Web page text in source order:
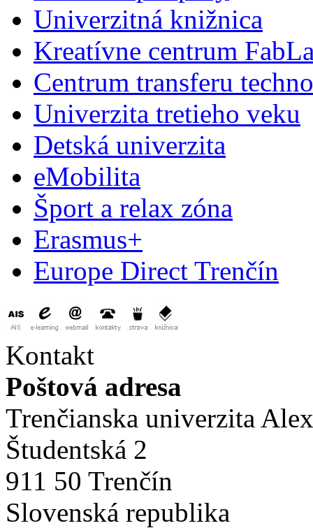
Univerzitná knižnica
Kreatívne centrum
Centrum transferu
Univerzita tretieho veku
Detská univerzita
eMobilita
Šport a relax zóna
Erasmus+
Europe Direct Trenčín
Kontakt
Poštová adresa
Trenčianska univerzita
Študentská 2
911 50 Trenčín
Slovenská republika